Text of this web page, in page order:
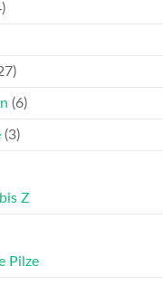
(6)
(3)
Z
Pilze